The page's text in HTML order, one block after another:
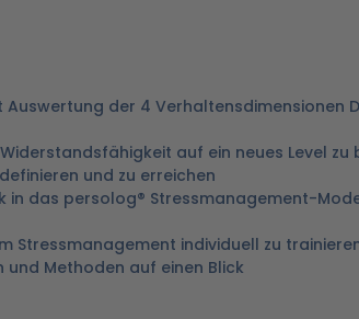
der 4 Verhaltensdimensionen
auf ein neues Level zu
und zu erreichen
in das persolog® Stressmanagement-
Stressmanagement individuell zu
Methoden auf einen Blick